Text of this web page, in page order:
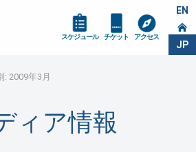
EN
JP
スケジュール チケット アクセス
: 2009年3月
ィア情報